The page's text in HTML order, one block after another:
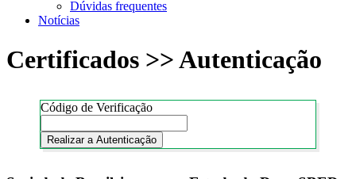
Dúvidas frequentes
Notícias
Certificados >> Autenticação
Código de Verificação
Realizar a Autenticação